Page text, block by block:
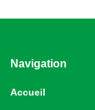
Navigation
Accueil